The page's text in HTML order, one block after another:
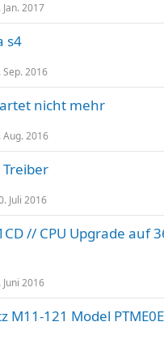
Jan. 2017
s4
Sep. 2016
nicht mehr
Aug. 2016
Juli 2016
// CPU Upgrade auf
Juni 2016
M11-121 Model